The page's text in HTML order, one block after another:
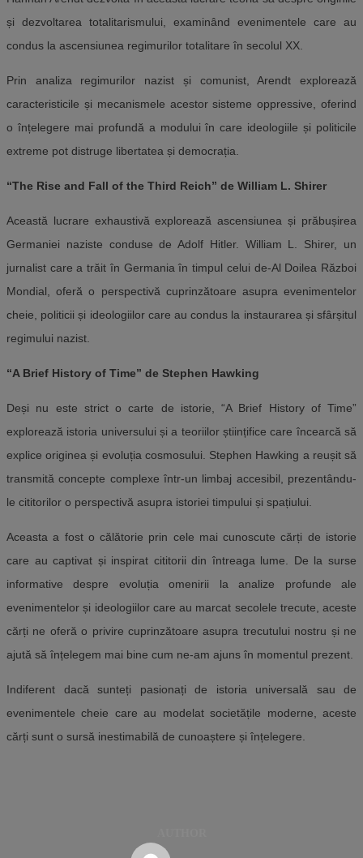
și dezvoltarea totalitarismului, examinând evenimentele care au
condus la ascensiunea regimurilor totalitare în secolul XX.
Prin analiza regimurilor nazist și comunist, Arendt explorează
caracteristicile și mecanismele acestor sisteme oppressive, oferind
o înțelegere mai profundă a modului în care ideologiile și politicile
extreme pot distruge libertatea și democrația.
“The Rise and Fall of the Third Reich” de William L. Shirer
Această lucrare exhaustivă explorează ascensiunea și prăbușirea
Germaniei naziste conduse de Adolf Hitler. William L. Shirer, un
jurnalist care a trăit în Germania în timpul celui de-Al Doilea Război
Mondial, oferă o perspectivă cuprinzătoare asupra evenimentelor
cheie, politicii și ideologiilor care au condus la instaurarea și sfârșitul
regimului nazist.
“A Brief History of Time” de Stephen Hawking
Deși nu este strict o carte de istorie, “A Brief History of Time”
explorează istoria universului și a teoriilor științifice care încearcă să
explice originea și evoluția cosmosului. Stephen Hawking a reușit să
transmită concepte complexe într-un limbaj accesibil, prezentându-
le cititorilor o perspectivă asupra istoriei timpului și spațiului.
Aceasta a fost o călătorie prin cele mai cunoscute cărți de istorie
care au captivat și inspirat cititorii din întreaga lume. De la surse
informative despre evoluția omenirii la analize profunde ale
evenimentelor și ideologiilor care au marcat secolele trecute, aceste
cărți ne oferă o privire cuprinzătoare asupra trecutului nostru și ne
ajută să înțelegem mai bine cum ne-am ajuns în momentul prezent.
Indiferent dacă sunteți pasionați de istoria universală sau de
evenimentele cheie care au modelat societățile moderne, aceste
cărți sunt o sursă inestimabilă de cunoaștere și înțelegere.